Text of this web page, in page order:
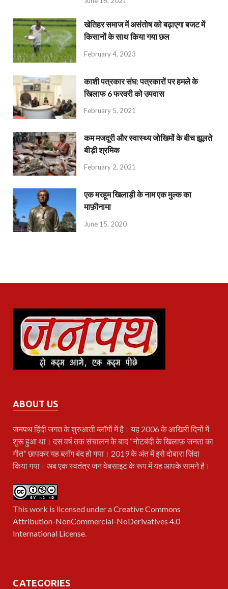
खेतिहर समाज में असंतोष को बढ़ाएगा बजट में
किसानों के साथ किया गया छल
February 4, 2023
काशी पत्रकार संघ: पत्रकारों पर हमले के
खिलाफ 6 फरवरी को उपवास
February 5, 2021
कम मजदूरी और स्वास्थ्य जोखिमों के बीच झूलते
बीड़ी श्रमिक
February 2, 2021
एक मरहूम खिलाड़ी के नाम एक मुल्क का
माफ़ीनामा
June 15, 2020
ABOUT US
जनपथहिंदी जगत के शुरुआती ब्लॉगों में है। यह 2006 के आखिरी दिनों में
शुरू हुआ था। दस वर्ष तक संचालन के बाद “नोटबंदी के खिलाफ़ जनता का
गीत” छापकर यह ब्लॉग बंद हो गया। 2019 के अंत में इसे दोबारा ज़िंदा
किया गया। अब एक स्वतंत्र जन वेबसाइट के रूप में यह आपके सामने है।
This work is licensed under aCreative Commons
Attribution-NonCommercial-NoDerivatives 4.0
International License.
CATEGORIES